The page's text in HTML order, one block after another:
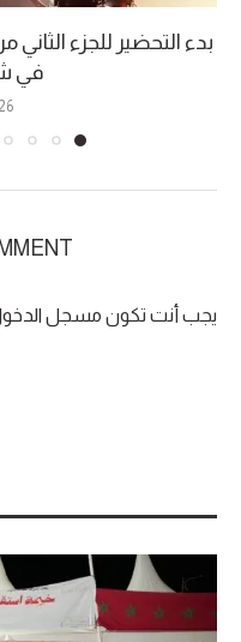
بدء التحضير للجزء
في
يجب أنت تكون مسجل